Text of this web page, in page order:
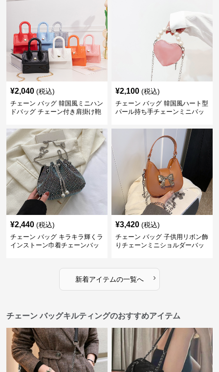
¥2,040 (税込)
チェーン バッグ 韓国風ミニハン
ドバッグ チェーン付き肩掛け鞄
¥2,100 (税込)
チェーン バッグ 韓国風ハート型
パール持ち手チェーンミニバッ
¥2,440 (税込)
チェーン バッグ キラキラ輝くラ
インストーン巾着チェーンバッ
¥3,420 (税込)
チェーン バッグ 子供用リボン飾
りチェーンミニショルダーバッ
新着アイテムの一覧へ ›
チェーン バッグキルティングのおすすめアイテム